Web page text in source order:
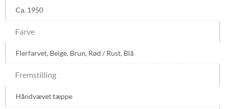
Ca. 1950
Farve
Flerfarvet, Beige, Brun, Rød / Rust, Blå
Fremstilling
Håndvævet tæppe